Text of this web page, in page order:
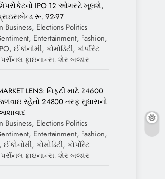
IPO 12 ઓગસ્ટે ખૂલશે,
રૂ. 92-97
Business, Elections Politics
Entertainment, Fashion,
ઈકોનોમી, કોમોડિટી, કોર્પોરેટ
ફાઇનાન્સ, શેર બજાર
LENS: નિફ્ટી માટે 24600
રહેતો 24800 તરફ સુધારાનો
Business, Elections Politics
Entertainment, Fashion,
કોમોડિટી, કોર્પોરેટ
ફાઇનાન્સ, શેર બજાર